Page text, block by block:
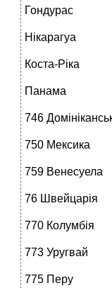
Гондурас
Нікарагуа
Коста-Ріка
Панама
746
750 Мексика
759 Венесуела
76 Швейцарія
770 Колумбія
773 Уругвай
775 Перу